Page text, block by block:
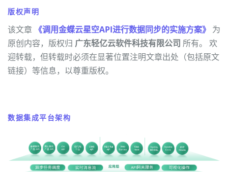
版权声明
该文章 《调用金蝶云星空API进行数据同步的实施方案》 为
原创内容，版权归 广东轻亿云软件科技有限公司 所有。 欢
迎转载，但转载时必须在显著位置注明文章出处（包括原文
链接）等信息，以尊重版权。
数据集成平台架构